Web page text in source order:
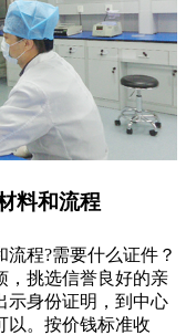
料和流程
程?需要什么证件？
，挑选信誉良好的亲
示身份证明，到中心
以。按价钱标准收